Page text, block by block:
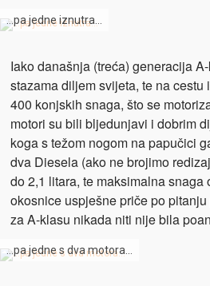
…pa jedne iznutra…
Iako današnja (treća) generacija
stazama diljem svijeta, te na cestu
400 konjskih snaga, što se
motori su bili bljedunjavi i dobrim
koga s težom nogom na papučici
dva Diesela (ako ne brojimo
do 2,1 litara, te maksimalna snaga
okosnice uspješne priče po
za A-klasu nikada niti nije bila
…pa jedne s dva motora…